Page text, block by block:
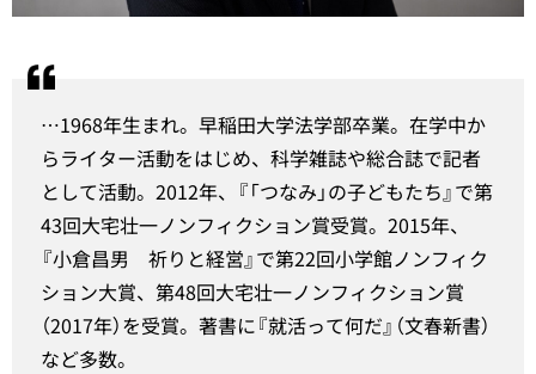
…1968年生まれ。早稲田大学法学部卒業。在学中か
らライター活動をはじめ、科学雑誌や総合誌で記者
として活動。2012年、『「つなみ」の子どもたち』で第
43回大宅壮一ノンフィクション賞受賞。2015年、
『小倉昌男 祈りと経営』で第22回小学館ノンフィク
ション大賞、第48回大宅壮一ノンフィクション賞
（2017年）を受賞。著書に『就活って何だ』（文春新書）
など多数。